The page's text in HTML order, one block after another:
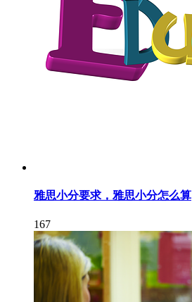
雅思小分要求，雅思小分怎么算
167